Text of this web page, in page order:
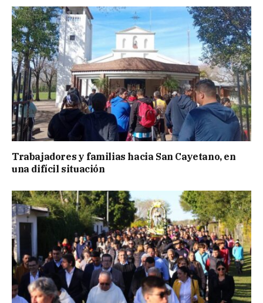
Trabajadores y familias hacia San Cayetano, en
una difícil situación